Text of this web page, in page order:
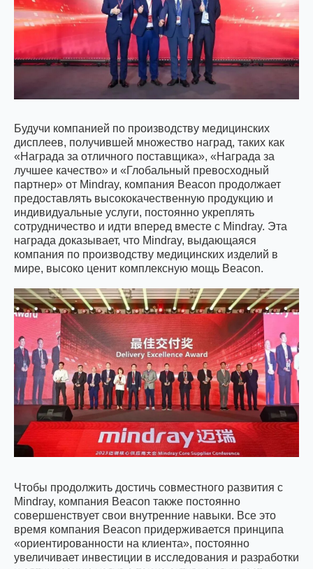
Будучи компанией по производству медицинских
дисплеев, получившей множество наград, таких как
«Награда за отличного поставщика», «Награда за
лучшее качество» и «Глобальный превосходный
партнер» от Mindray, компания Beacon продолжает
предоставлять высококачественную продукцию и
индивидуальные услуги, постоянно укреплять
сотрудничество и идти вперед вместе с Mindray. Эта
награда доказывает, что Mindray, выдающаяся
компания по производству медицинских изделий в
мире, высоко ценит комплексную мощь Beacon.
Чтобы продолжить достичь совместного развития с
Mindray, компания Beacon также постоянно
совершенствует свои внутренние навыки. Все это
время компания Beacon придерживается принципа
«ориентированности на клиента», постоянно
увеличивает инвестиции в исследования и разработки